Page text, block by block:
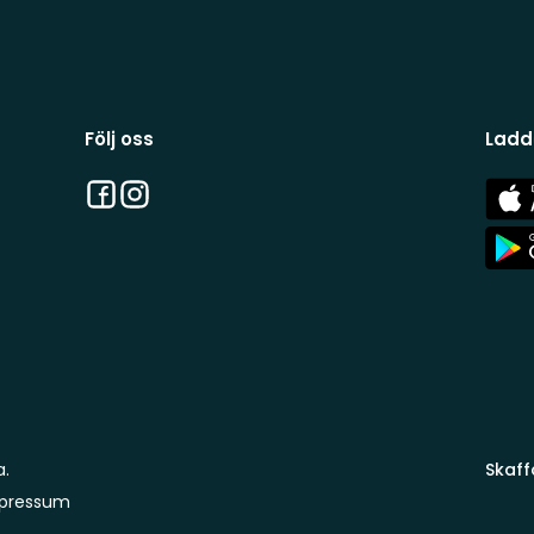
Följ oss
Facebook
Instagram
App
Store
App
Store